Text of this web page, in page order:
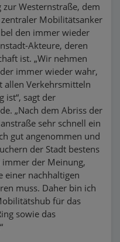
Westernstraße, dem
Mobilitätsanker
den immer wieder
Akteure, deren
ist. „Wir nehmen
immer wieder wahr,
allen Verkehrsmitteln
ist“, sagt der
„Nach dem Abriss der
sehr schnell ein
gut angenommen und
der Stadt bestens
der Meinung,
einer nachhaltigen
muss. Daher bin ich
für das
sowie das